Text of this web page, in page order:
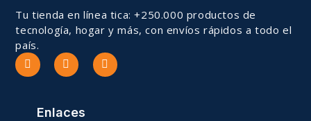
Tu tienda en línea tica: +250.000 productos de
tecnología, hogar y más, con envíos rápidos a todo el
país.
Enlaces